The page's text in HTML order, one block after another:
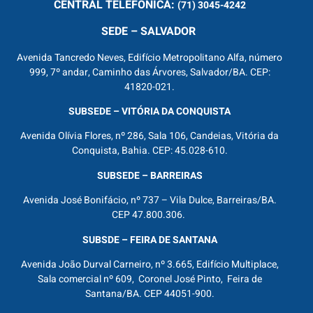
CENTRALTELEFÔNICA: (71) 3045-4242
SEDE – SALVADOR
Avenida Tancredo Neves, Edifício Metropolitano Alfa, número
999, 7º andar, Caminho das Árvores, Salvador/BA. CEP:
41820-021.
SUBSEDE – VITÓRIA DA CONQUISTA
Avenida Olívia Flores, nº 286, Sala 106, Candeias, Vitória da
Conquista, Bahia. CEP: 45.028-610.
SUBSEDE – BARREIRAS
Avenida José Bonifácio, nº 737 – Vila Dulce, Barreiras/BA.
CEP 47.800.306.
SUBSDE – FEIRA DE SANTANA
Avenida João Durval Carneiro, nº 3.665, Edifício Multiplace,
Sala comercial nº 609, Coronel José Pinto, Feira de
Santana/BA. CEP 44051-900.